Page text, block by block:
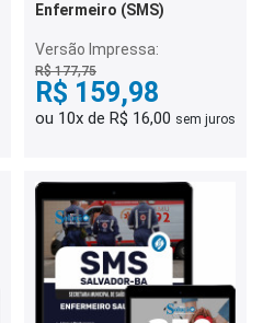
Enfermeiro (SMS)
Versão Impressa:
R$ 177,75
R$ 159,98
ou 10x de R$ 16,00 sem juros